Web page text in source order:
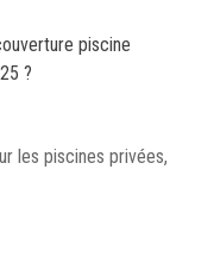
piscine
?
les piscines privées,